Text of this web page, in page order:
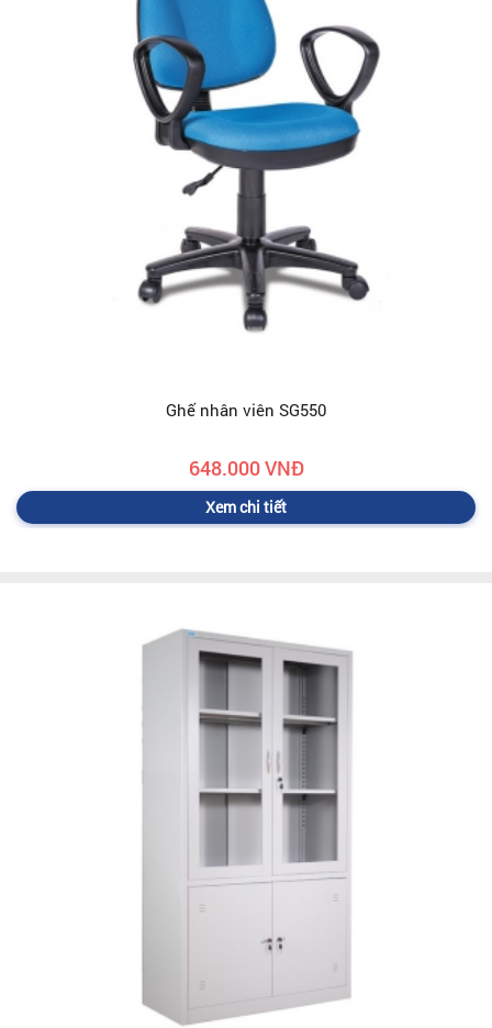
Ghế nhân viên SG550
648.000 VNĐ
Xem chi tiết